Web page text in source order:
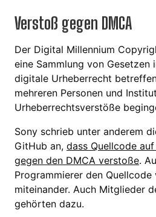
Verstoß gegen DMCA
Der Digital Millennium
eine Sammlung von Gesetzen
digitale Urheberrecht
mehreren Personen und
Urheberrechtsverstöße
Sony schrieb unter anderem
GitHub an, dass Quellcode
gegen den DMCA verstoße.
Programmierer den
miteinander. Auch Mitglieder
gehörten dazu.